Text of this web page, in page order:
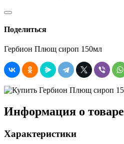
Поделиться
Гербион Плющ сироп 150мл
Информация о товаре
Характеристики